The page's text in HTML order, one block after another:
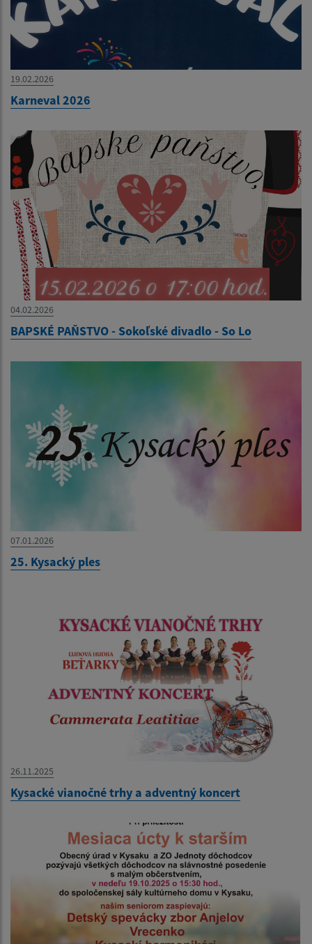
19.02.2026
Karneval 2026
04.02.2026
BAPSKÉ PAŇSTVO - Sokoľské divadlo - So Lo
07.01.2026
25. Kysacký ples
26.11.2025
Kysacké vianočné trhy a adventný koncert